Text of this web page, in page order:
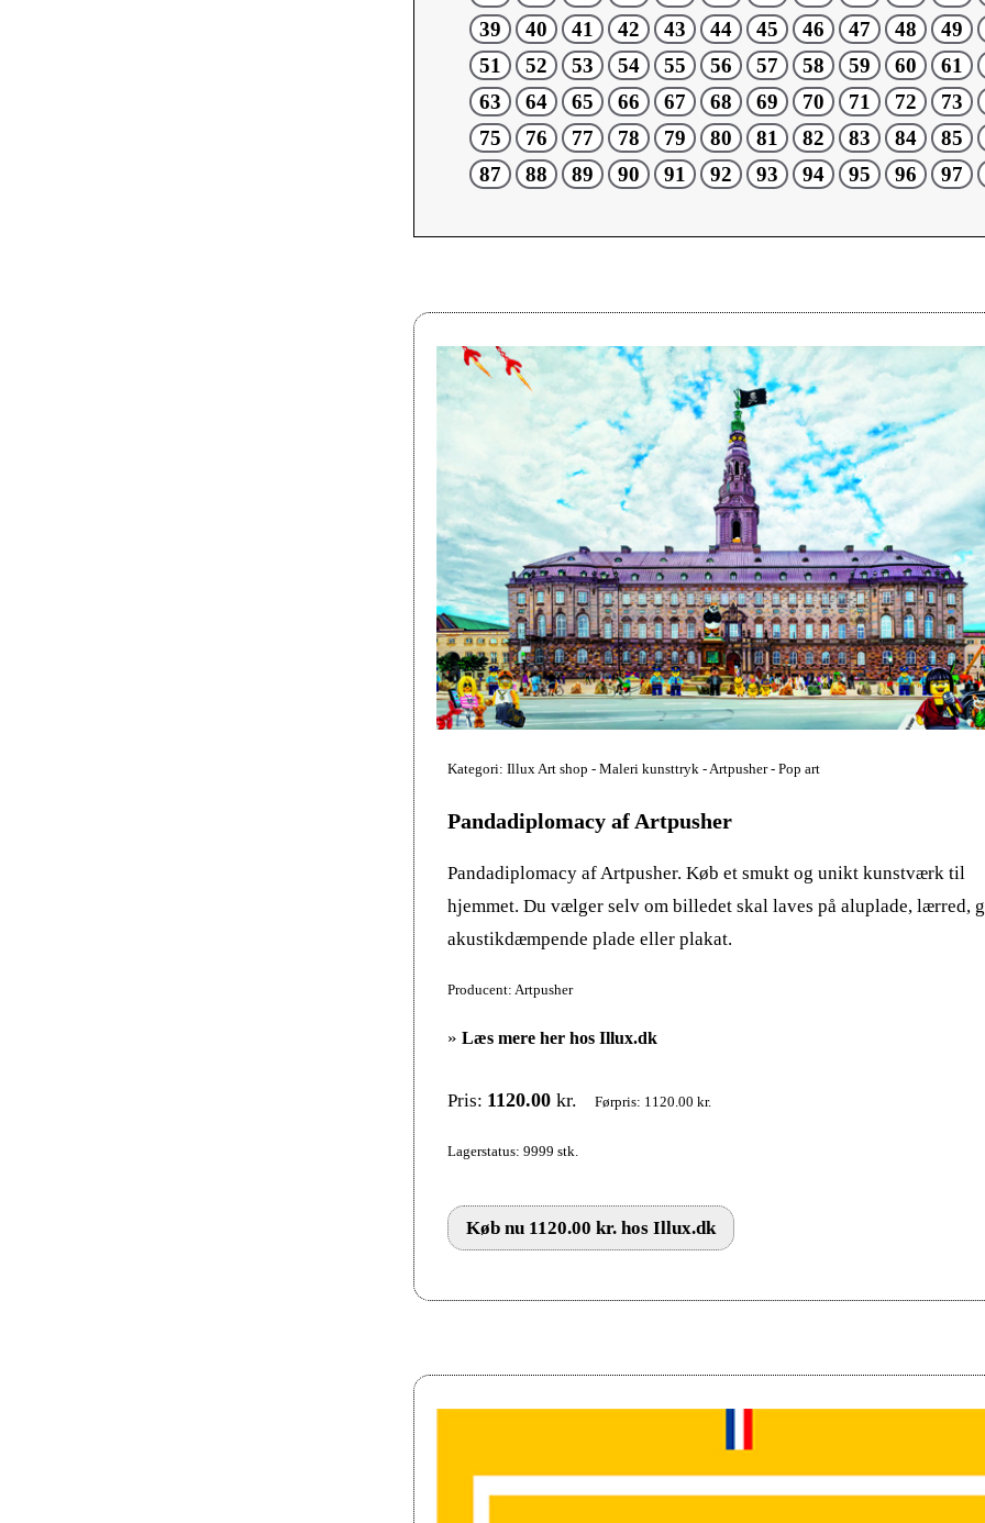
39
40 41 42 43 44 45 46 47 48
49
51
52 53 54 55 56 57 58 59 60
61
63
64 65 66 67 68 69 70 71 72
73
75
76 77 78 79 80 81 82 83 84
85
87
88 89 90 91 92 93 94 95 96 97
Kategori: Illux Art shop - Maleri kunsttryk - Artpusher - Pop art
Pandadiplomacy af Artpusher
Pandadiplomacy af Artpusher. Køb et smukt og unikt kunstværk til
hjemmet. Du vælger selv om billedet skal laves på aluplade, lærred,
akustikdæmpende plade eller plakat.
Producent: Artpusher
» Læs mere her hos Illux.dk
Pris: 1120.00 kr. Førpris: 1120.00 kr.
Lagerstatus: 9999 stk.
Køb nu 1120.00 kr. hos Illux.dk